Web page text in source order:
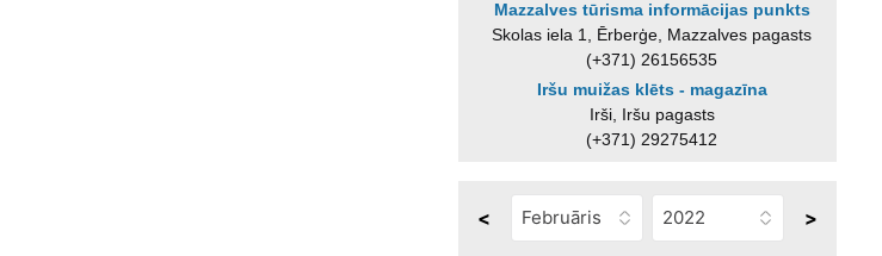
Mazzalves tūrisma informācijas punkts
Skolas iela 1, Ērberģe, Mazzalves pagasts
(+371) 26156535
Iršu muižas klēts - magazīna
Irši, Iršu pagasts
(+371) 29275412
< >